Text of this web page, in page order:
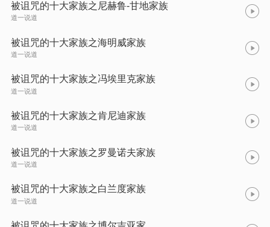
被诅咒的十大家族之尼赫鲁-甘地家族
道一说道
被诅咒的十大家族之海明威家族
道一说道
被诅咒的十大家族之冯埃里克家族
道一说道
被诅咒的十大家族之肯尼迪家族
道一说道
被诅咒的十大家族之罗曼诺夫家族
道一说道
被诅咒的十大家族之白兰度家族
道一说道